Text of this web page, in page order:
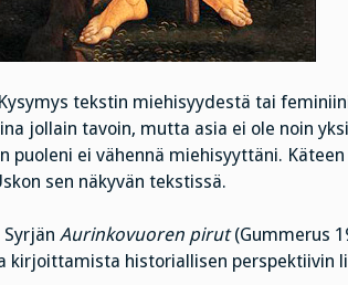
tekstin miehisyydestä tai
jollain tavoin, mutta asia ei ole noin
ei vähennä miehisyyttäni.
sen näkyvän tekstissä.
Aurinkovuoren pirut(Gummerus
kirjoittamista historiallisen perspektiivin